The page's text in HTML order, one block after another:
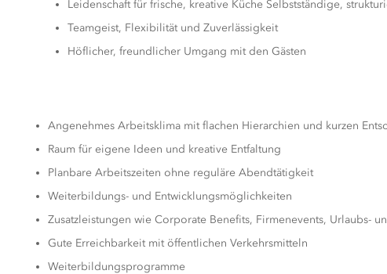
Leidenschaft für frische, kreative Küche Selbstständige,
Teamgeist, Flexibilität und Zuverlässigkeit
Höflicher, freundlicher Umgang mit den Gästen
Angenehmes Arbeitsklima mit flachen Hierarchien und kurzen
Raum für eigene Ideen und kreative Entfaltung
Planbare Arbeitszeiten ohne reguläre Abendtätigkeit
Weiterbildungs- und Entwicklungsmöglichkeiten
Zusatzleistungen wie Corporate Benefits, Firmenevents, Urlaubs-
Gute Erreichbarkeit mit öffentlichen Verkehrsmitteln
Weiterbildungsprogramme